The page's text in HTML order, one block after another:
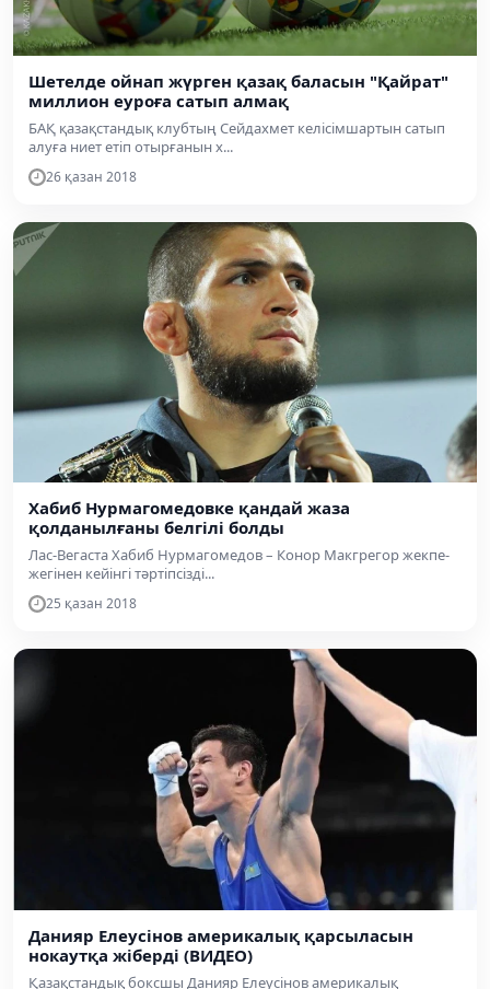
Шетелде ойнап жүрген қазақ баласын "Қайрат"
миллион еуроға сатып алмақ
БАҚ қазақстандық клубтың Сейдахмет келісімшартын сатып
алуға ниет етіп отырғанын х...
26 қазан 2018
Хабиб Нурмагомедовке қандай жаза
қолданылғаны белгілі болды
Лас-Вегаста Хабиб Нурмагомедов – Конор Макгрегор жекпе-
жегінен кейінгі тәртіпсізді...
25 қазан 2018
Данияр Елеусінов америкалық қарсыласын
нокаутқа жіберді (ВИДЕО)
Қазақстандық боксшы Данияр Елеусінов америкалық